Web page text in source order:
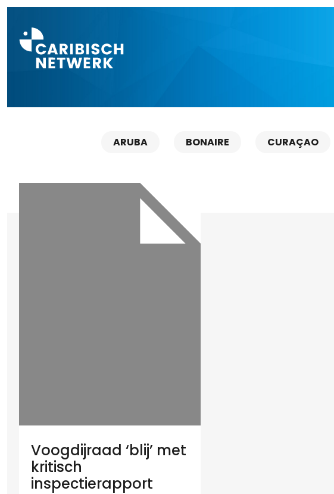
ARUBA BONAIRE CURAÇAO
Voogdijraad ‘blij’ met
kritisch
inspectierapport